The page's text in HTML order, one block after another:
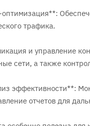
оптимизация**:
трафика.
и управление
сети, а также
эффективности**:
отчетов для